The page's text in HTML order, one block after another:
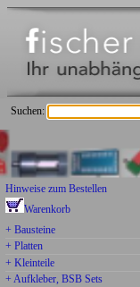
Suchen:
Hinweise zum Bestellen
Warenkorb
+ Bausteine
+ Platten
+ Kleinteile
+ Aufkleber, BSB Sets